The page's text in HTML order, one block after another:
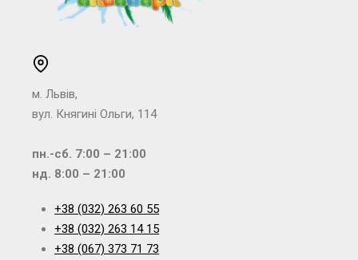
м. Львів,
вул. Княгині Ольги, 114
пн.-сб. 7:00 – 21:00
нд. 8:00 – 21:00
+38 (032) 263 60 55
+38 (032) 263 14 15
+38 (067) 373 71 73